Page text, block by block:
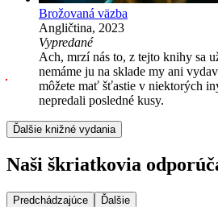
Brožovaná väzba
Angličtina, 2023
Vypredané
Ach, mrzí nás to, z tejto knihy sa
nemáme ju na sklade my ani
môžete mať šťastie v niektorých
nepredali posledné kusy.
Ďalšie knižné vydania
Naši škriatkovia
Predchádzajúce Ďalšie